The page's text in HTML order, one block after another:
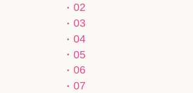
02
03
04
05
06
07